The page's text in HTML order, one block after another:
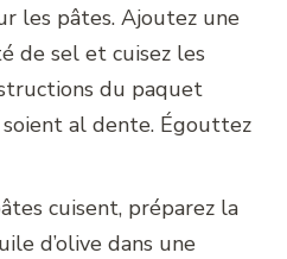
les pâtes. Ajoutez une
de sel et cuisez les
du paquet
soient al dente. Égouttez
cuisent, préparez la
d’olive dans une